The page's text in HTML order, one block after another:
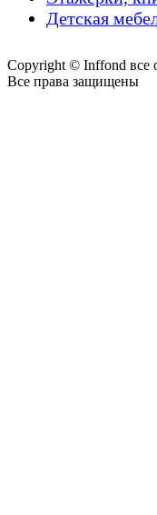
Детская
Copyright © Inffond все
Все права защищены